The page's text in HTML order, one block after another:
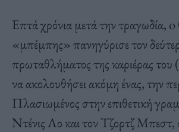
Επτά χρόνια μετά την τραγωδία, o
«μπέμπης» πανηγύρισε τον
πρωταθλήματος της καριέρας
να ακολουθήσει ακόμη ένας, την
Πλασιωμένος στην επιθετική
Ντένις Λο και τον Τζορτζ